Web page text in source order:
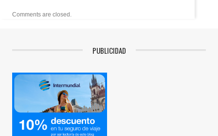
Comments are closed.
PUBLICIDAD